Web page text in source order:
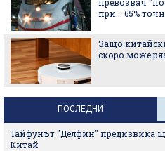
при... 65%
Защо
скоро може
ПОСЛЕДНИ
Тайфунът "Делфин" предизвика
Китай